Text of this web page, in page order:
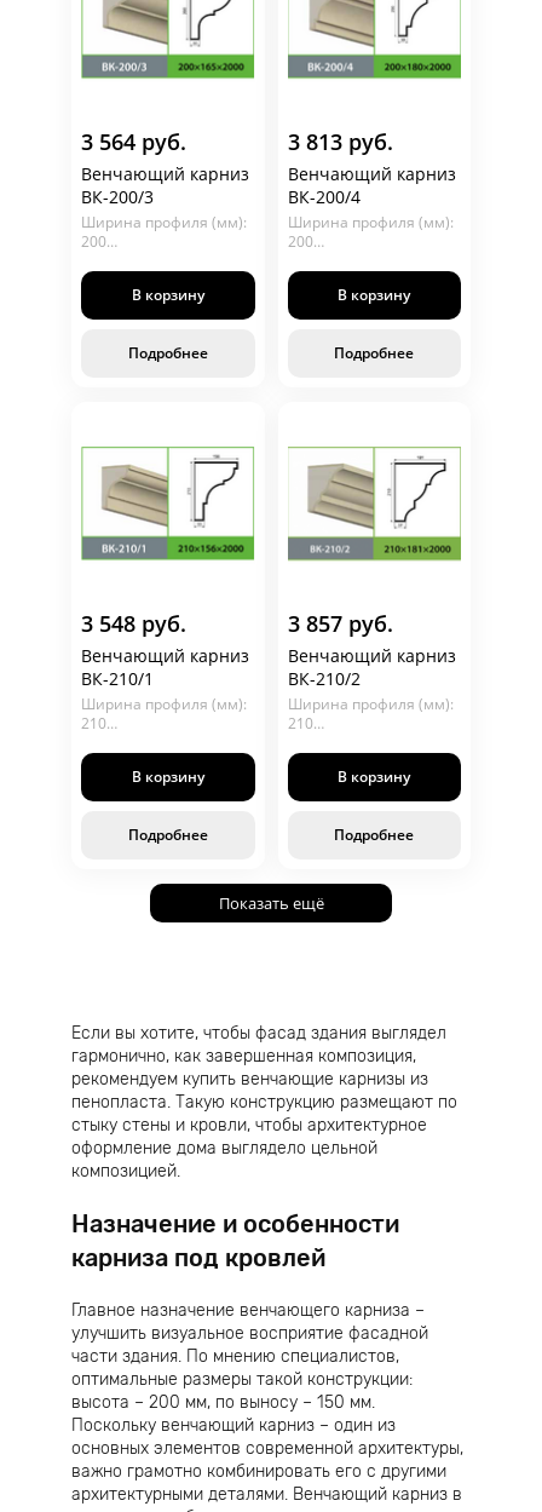
3 564 руб.
Венчающий карниз
ВК-200/3
Ширина профиля (мм):
200
Длина (мм): 2000
В корзину
Подробнее
3 813 руб.
Венчающий карниз
ВК-200/4
Ширина профиля (мм):
200
Длина (мм): 2000
В корзину
Подробнее
3 548 руб.
Венчающий карниз
ВК-210/1
Ширина профиля (мм):
210
Длина (мм): 2000
В корзину
Подробнее
3 857 руб.
Венчающий карниз
ВК-210/2
Ширина профиля (мм):
210
Длина (мм): 2000
В корзину
Подробнее
Показать ещё
Если вы хотите, чтобы фасад здания выглядел
гармонично, как завершенная композиция,
рекомендуем купить венчающие карнизы из
пенопласта. Такую конструкцию размещают по
стыку стены и кровли, чтобы архитектурное
оформление дома выглядело цельной
композицией.
Назначение и особенности
карниза под кровлей
Главное назначение венчающего карниза –
улучшить визуальное восприятие фасадной
части здания. По мнению специалистов,
оптимальные размеры такой конструкции:
высота – 200 мм, по выносу – 150 мм.
Поскольку венчающий карниз – один из
основных элементов современной архитектуры,
важно грамотно комбинировать его с другими
архитектурными деталями. Венчающий карниз в